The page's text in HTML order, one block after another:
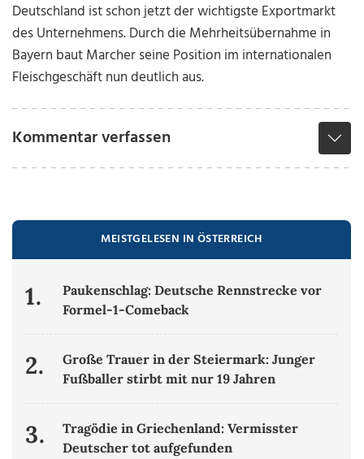
Deutschland ist schon jetzt der wichtigste Exportmarkt
des Unternehmens. Durch die Mehrheitsübernahme in
Bayern baut Marcher seine Position im internationalen
Fleischgeschäft nun deutlich aus.
Kommentar verfassen
MEISTGELESEN IN ÖSTERREICH
1.
Paukenschlag: Deutsche Rennstrecke vor
Formel-1-Comeback
2.
Große Trauer in der Steiermark: Junger
Fußballer stirbt mit nur 19 Jahren
3.
Tragödie in Griechenland: Vermisster
Deutscher tot aufgefunden